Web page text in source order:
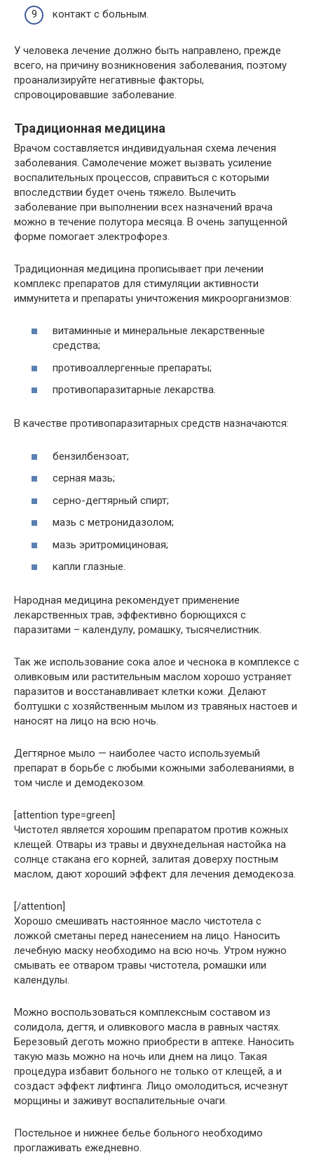
контакт с больным.
У человека лечение должно быть направлено, прежде
всего, на причину возникновения заболевания, поэтому
проанализируйте негативные факторы,
спровоцировавшие заболевание.
Традиционная медицина
Врачом составляется индивидуальная схема лечения
заболевания. Самолечение может вызвать усиление
воспалительных процессов, справиться с которыми
впоследствии будет очень тяжело. Вылечить
заболевание при выполнении всех назначений врача
можно в течение полутора месяца. В очень запущенной
форме помогает электрофорез.
Традиционная медицина прописывает при лечении
комплекс препаратов для стимуляции активности
иммунитета и препараты уничтожения микроорганизмов:
витаминные и минеральные лекарственные
средства;
противоаллергенные препараты;
противопаразитарные лекарства.
В качестве противопаразитарных средств назначаются:
бензилбензоат;
серная мазь;
серно-дегтярный спирт;
мазь с метронидазолом;
мазь эритромициновая;
капли глазные.
Народная медицина рекомендует применение
лекарственных трав, эффективно борющихся с
паразитами – календулу, ромашку, тысячелистник.
Так же использование сока алое и чеснока в комплексе с
оливковым или растительным маслом хорошо устраняет
паразитов и восстанавливает клетки кожи. Делают
болтушки с хозяйственным мылом из травяных настоев и
наносят на лицо на всю ночь.
Дегтярное мыло — наиболее часто используемый
препарат в борьбе с любыми кожными заболеваниями, в
том числе и демодекозом.
[attention type=green]
Чистотел является хорошим препаратом против кожных
клещей. Отвары из травы и двухнедельная настойка на
солнце стакана его корней, залитая доверху постным
маслом, дают хороший эффект для лечения демодекоза.
[/attention]
Хорошо смешивать настоянное масло чистотела с
ложкой сметаны перед нанесением на лицо. Наносить
лечебную маску необходимо на всю ночь. Утром нужно
смывать ее отваром травы чистотела, ромашки или
календулы.
Можно воспользоваться комплексным составом из
солидола, дегтя, и оливкового масла в равных частях.
Березовый деготь можно приобрести в аптеке. Наносить
такую мазь можно на ночь или днем на лицо. Такая
процедура избавит больного не только от клещей, а и
создаст эффект лифтинга. Лицо омолодиться, исчезнут
морщины и заживут воспалительные очаги.
Постельное и нижнее белье больного необходимо
проглаживать ежедневно.